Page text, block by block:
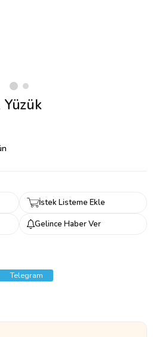
İstek Listeme Ekle
Gelince Haber Ver
Telegram